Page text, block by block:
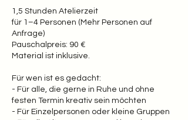
1,5 Stunden Atelierzeit
für 1–4 Personen (Mehr Personen auf
Anfrage)
Pauschalpreis: 90 €
Material ist inklusive.
Für wen ist es gedacht:
- Für alle, die gerne in Ruhe und ohne
festen Termin kreativ sein möchten
- Für Einzelpersonen oder kleine Gruppen